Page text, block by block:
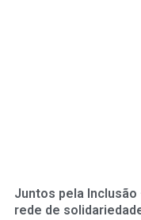
Juntos pela
rede de